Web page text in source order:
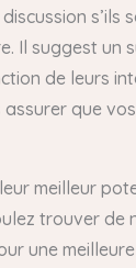
s’ils
Il suggest
de leurs
que
meilleur
trouver
une